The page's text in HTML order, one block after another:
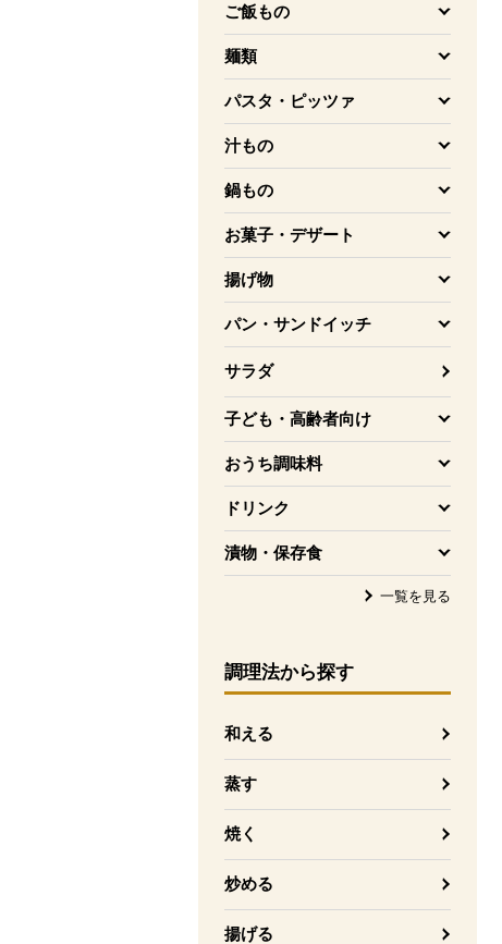
ご飯もの
を開く
麺類
を開く
パスタ・ピッツァ
を開く
汁もの
を開く
鍋もの
を開く
お菓子・デザート
を開く
揚げ物
を開く
パン・サンドイッチ
を開く
サラダ
子ども・高齢者向け
を開く
おうち調味料
を開く
ドリンク
を開く
漬物・保存食
を開く
一覧を見る
調理法から探す
和える
蒸す
焼く
炒める
揚げる